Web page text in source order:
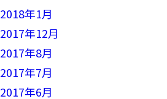
2018年1月
2017年12月
2017年8月
2017年7月
2017年6月